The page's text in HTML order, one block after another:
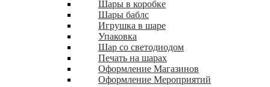
Шары в коробке
Шары баблс
Игрушка в шаре
Упаковка
Шар со светодиодом
Печать на шарах
Оформление Магазинов
Оформление Мероприятий